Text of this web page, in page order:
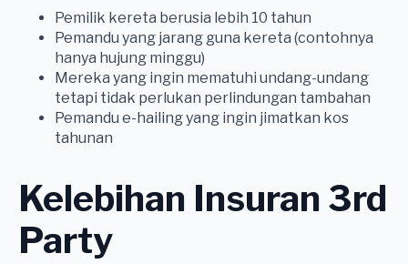
Pemilik kereta berusia lebih 10 tahun
Pemandu yang jarang guna kereta (contohnya
hanya hujung minggu)
Mereka yang ingin mematuhi undang-undang
tetapi tidak perlukan perlindungan tambahan
Pemandu e-hailing yang ingin jimatkan kos
tahunan
Kelebihan Insuran 3rd
Party